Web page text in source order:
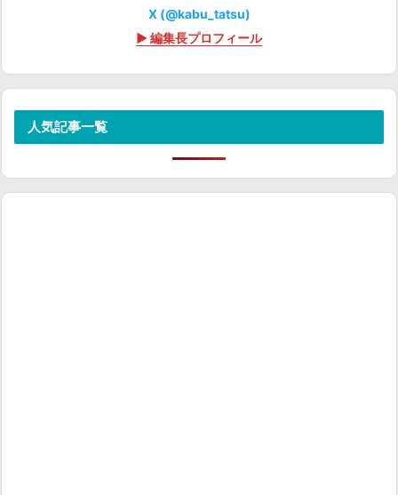
X (@kabu_tatsu)
▶ 編集長プロフィール
人気記事一覧